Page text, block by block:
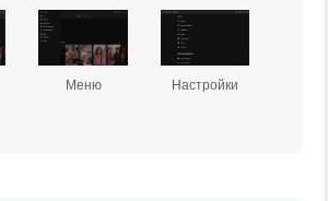
Меню Настройки